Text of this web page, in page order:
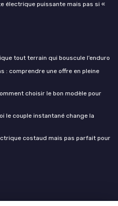
électrique puissante mais pas si «
tout terrain qui bouscule l’enduro
: comprendre une offre en pleine
choisir le bon modèle pour
le couple instantané change la
costaud mais pas parfait pour